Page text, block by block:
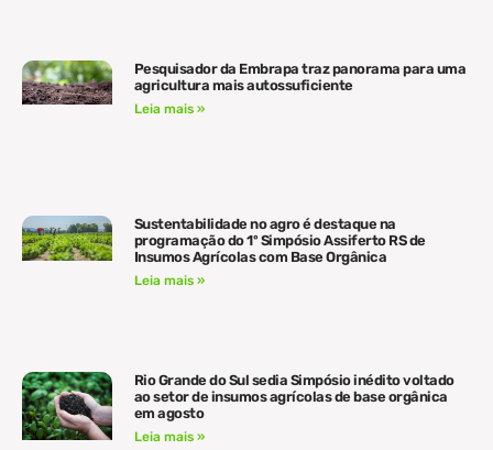
Pesquisador da Embrapa traz panorama para uma
agricultura mais autossuficiente
Leia mais »
Sustentabilidade no agro é destaque na
programação do 1º Simpósio Assiferto RS de
Insumos Agrícolas com Base Orgânica
Leia mais »
Rio Grande do Sul sedia Simpósio inédito voltado
ao setor de insumos agrícolas de base orgânica
em agosto
Leia mais »